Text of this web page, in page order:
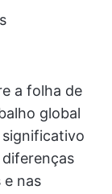
a folha de
global
significativo
diferenças
e nas